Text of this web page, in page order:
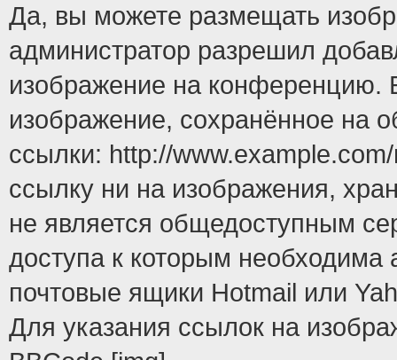
Да, вы можете размещать
администратор разрешил
изображение на конференцию.
изображение, сохранённое на
ссылки: http://
ссылку ни на изображения,
не является общедоступным
доступа к которым
почтовые ящики Hotmail или
Для указания ссылок на